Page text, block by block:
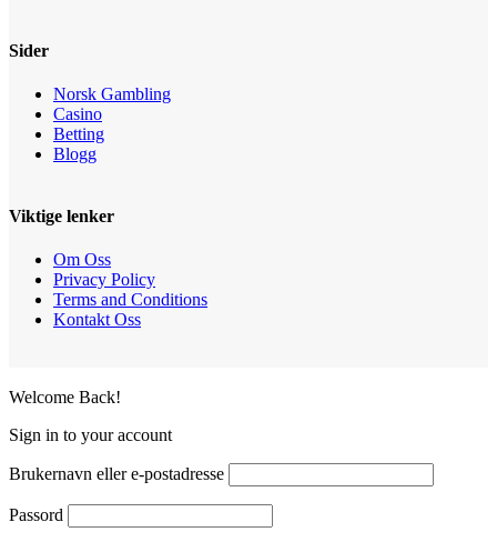
Sider
Norsk Gambling
Casino
Betting
Blogg
Viktige lenker
Om Oss
Privacy Policy
Terms and Conditions
Kontakt Oss
Welcome Back!
Sign in to your account
Brukernavn eller e-postadresse
Passord